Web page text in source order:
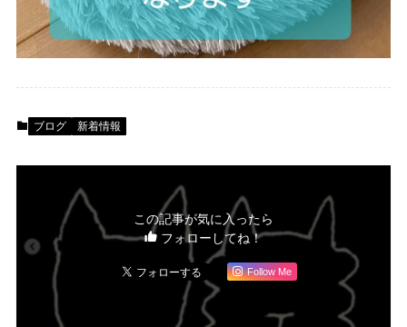
ブログ 新着情報
この記事が気に入ったら
フォローしてね！
Follow Me